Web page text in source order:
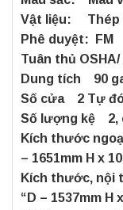
Vật liệu: Thép
Phê duyệt: FM
Tuân thủ OSHA/
Dung tích 90
Số cửa 2 Tự
Số lượng kệ 2,
Kích thước
– 1651mm H x
Kích thước, nội
“D – 1537mm H